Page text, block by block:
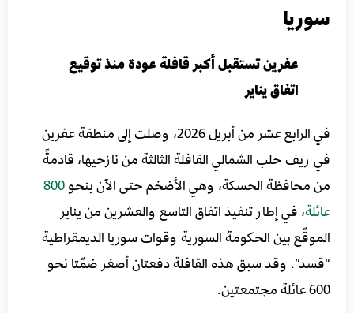
سوريا
عفرين تستقبل أكبر قافلة عودة منذ توقيع
اتفاق يناير
في الرابع عشر من أبريل 2026، وصلت إلى منطقة عفرين
في ريف حلب الشمالي القافلة الثالثة من نازحيها، قادمةً
من محافظة الحسكة، وهي الأضخم حتى الآن بنحو800
عائلة، في إطار تنفيذ اتفاق التاسع والعشرين من يناير
الموقّع بين الحكومة السورية وقوات سوريا الديمقراطية
“قسد”. وقد سبق هذه القافلة دفعتان أصغر ضمّتا نحو
600 عائلة مجتمعتين.